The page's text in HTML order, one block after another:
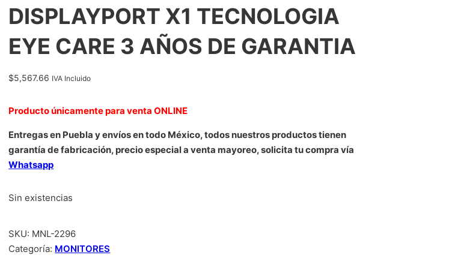
DISPLAYPORT X1 TECNOLOGIA
EYE CARE 3 AÑOS DE GARANTIA
$5,567.66 IVA Incluido
Producto únicamente para venta ONLINE
Entregas en Puebla y envíos en todo México, todos nuestros productos tienen
garantía de fabricación, precio especial a venta mayoreo, solicita tu compra vía
Whatsapp
Sin existencias
SKU: MNL-2296
Categoría: MONITORES